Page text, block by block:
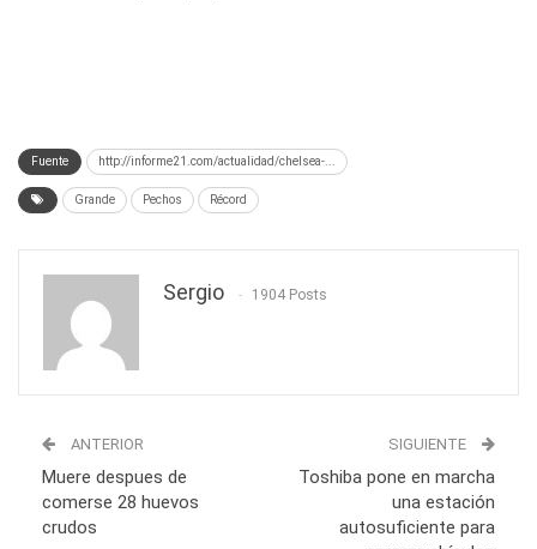
Fuente http://informe21.com/actualidad/chelsea-...
Grande Pechos Récord
Sergio 1904 Posts
ANTERIOR
Muere despues de
comerse 28 huevos
crudos
SIGUIENTE
Toshiba pone en marcha
una estación
autosuficiente para